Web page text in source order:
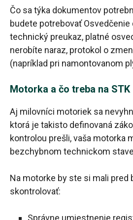
Čo sa týka dokumentov
budete potrebovať Osvedčenie
technický preukaz, platné
nerobíte naraz, protokol o
(napríklad pri namontovanom
Motorka a čo treba na STK
Aj milovníci motoriek sa
ktorá je takisto definovaná
kontrolou prešli, vaša motorka
bezchybnom technickom
Na motorke by ste si mali pred
skontrolovať:
Správne umiestnenie